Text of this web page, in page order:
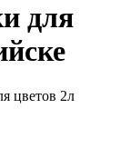
для
цветов 2л